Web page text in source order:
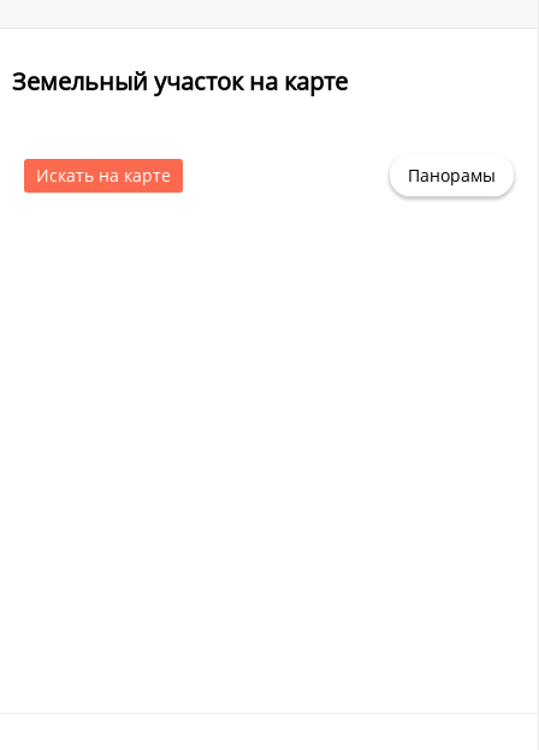
Земельный участок на карте
Искать на карте Панорамы